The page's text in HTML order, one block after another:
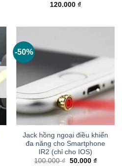
120.000 ₫
-50%
Jack hồng ngoại điều khiển
đa năng cho Smartphone
IR2 (chỉ cho IOS)
100.000₫ Giá
50.000 ₫Giá